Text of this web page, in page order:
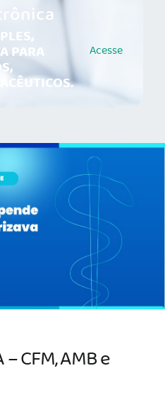
PARA Acesse
– CFM, AMB e